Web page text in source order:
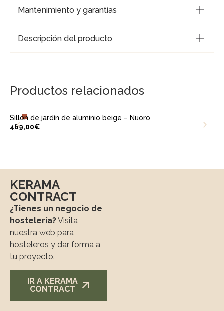
Mantenimiento y garantías
Descripción del producto
Productos relacionados
Sillón de jardín de aluminio beige – Nuoro
469,00€
KERAMA
CONTRACT
¿Tienes un negocio de
hostelería?Visita
nuestra web para
hosteleros y dar forma a
tu proyecto.
IR A KERAMA
CONTRACT